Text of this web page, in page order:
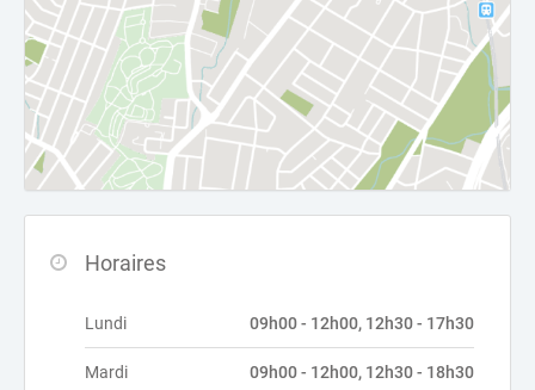
Horaires
Lundi 09h00 - 12h00, 12h30 - 17h30
Mardi 09h00 - 12h00, 12h30 - 18h30